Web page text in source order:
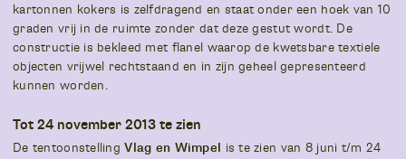
kartonnen kokers is zelfdragend en staat onder een hoek van 10
graden vrij in de ruimte zonder dat deze gestut wordt. De
constructie is bekleed met flanel waarop de kwetsbare textiele
objecten vrijwel rechtstaand en in zijn geheel gepresenteerd
kunnen worden.
Tot 24 november 2013 te zien
De tentoonstellingVlag en Wimpel is te zien van 8 juni t/m 24